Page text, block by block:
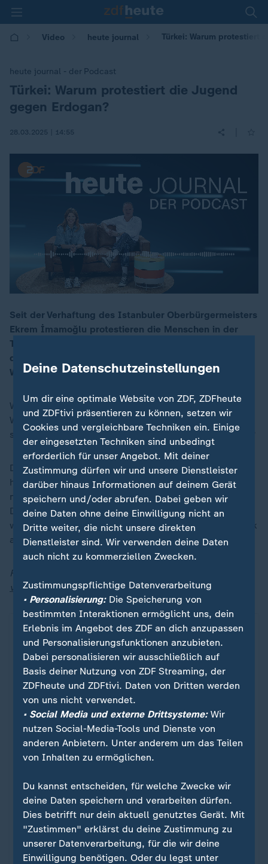
Video heute journal Türkei: Warum protestiert
heute journal - der Podcast
:
Türkei: Warum protestiert die Jugend
gegen Erdogan?
28.03.2025 | 14:55
00:16
Seit der Verhaftung des Istanbuler Oberbürgermeisters
Ekrem İmamoğlu protestieren die Menschen in der
Türkei - besonders viele junge Menschen sind unter
den Demonstranten. In dieser Folge geht es um die
Wut einer ganzen Generation.
Warum gehen sie das Risiko ein, verhaftet zu werden?
Wofür setzen sie sich ein? Und könnten sie vielleicht
sogar für Erdoğan und seine Macht gefährlich werden?
Darüber sprechen Podcast-Host Helene Reiner und
heute journal-Moderator Christian Sievers zusammen
mit Türkei-Korrespondentin Phoebe Gaa. Außerdem:
Deutschland liegt bei den Patentanmeldungen
weltweit auf Platz 2. Feiert Deutschland ein Comeback
als "Land der Erfinder"?
Folge verpasst? Hier gibt es jederzeit
verfügbaren Folgen von "heute journal - der Podcast"
heute journal - der Podcast
Was steckt hinter den großen Schlagzeilen?
Gemeinsam mit Marietta Slomka, Christian Sievers
und Dunja Hayali blickt Helene Reiner in jeder
Folge auf ein wichtiges Thema der Woche.
Deine Datenschutzeinstellungen
Um dir eine optimale Website von ZDF, ZDFheute
und ZDFtivi präsentieren zu können, setzen wir
Cookies und vergleichbare Techniken ein. Einige
der eingesetzten Techniken sind unbedingt
erforderlich für unser Angebot. Mit deiner
Zustimmung dürfen wir und unsere Dienstleister
darüber hinaus Informationen auf deinem Gerät
speichern und/oder abrufen. Dabei geben wir
deine Daten ohne deine Einwilligung nicht an
Dritte weiter, die nicht unsere direkten
Dienstleister sind. Wir verwenden deine Daten
auch nicht zu kommerziellen Zwecken.
Zustimmungspflichtige Datenverarbeitung
• Personalisierung:Die Speicherung von
bestimmten Interaktionen ermöglicht uns, dein
Erlebnis im Angebot des ZDF an dich anzupassen
und Personalisierungsfunktionen anzubieten.
Dabei personalisieren wir ausschließlich auf
Basis deiner Nutzung von ZDF Streaming, der
ZDFheute und ZDFtivi. Daten von Dritten werden
von uns nicht verwendet.
• Social Media und externe Drittsysteme:Wir
nutzen Social-Media-Tools und Dienste von
anderen Anbietern. Unter anderem um das Teilen
von Inhalten zu ermöglichen.
Du kannst entscheiden, für welche Zwecke wir
deine Daten speichern und verarbeiten dürfen.
Dies betrifft nur dein aktuell genutztes Gerät. Mit
"Zustimmen" erklärst du deine Zustimmung zu
unserer Datenverarbeitung, für die wir deine
Einwilligung benötigen. Oder du legst unter